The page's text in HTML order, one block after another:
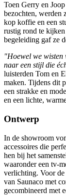
Toen Gerry en
bezochten, werden
kop koffie en een
rustig rond te
begeleiding gaf ze
"Hoewel we wisten
naar een stijl die
luisterden Tom en
maken. Tijdens dit
een strakke en
en een lichte,
Ontwerp
In de showroom
accessoires die
hen bij het
waaronder een tv-
verlichting. Voor de
van Saunaco met
gecombineerd met